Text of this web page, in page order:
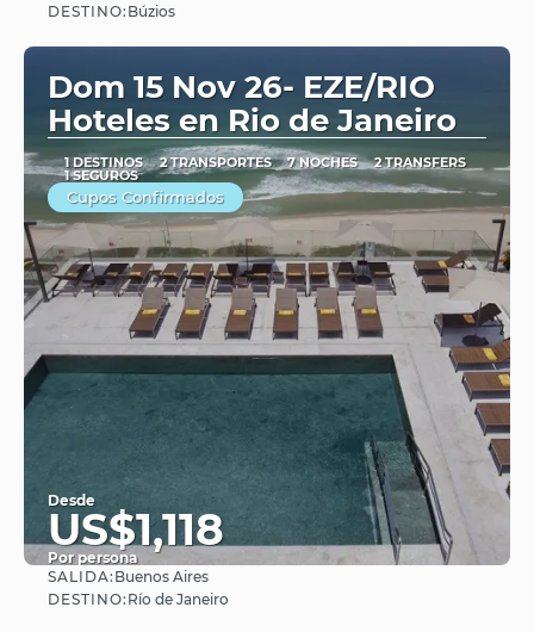
DESTINO: Búzios
Dom 15 Nov 26- EZE/RIO
Hoteles en Rio de Janeiro
1 DESTINOS 2 TRANSPORTES 7 NOCHES 2 TRANSFERS
1 SEGUROS
Cupos Confirmados
Desde
US$1,118
Por persona
SALIDA: Buenos Aires
DESTINO: Río de Janeiro